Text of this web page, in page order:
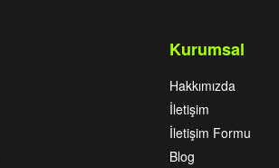
Kurumsal
Hakkımızda
İletişim
İletişim Formu
Blog